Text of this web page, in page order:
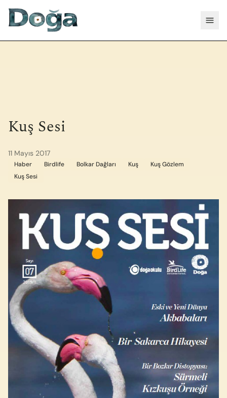
Kuş Sesi
11 Mayıs 2017
Haber Birdlife Bolkar Dağları Kuş
Kuş Gözlem
Kuş Sesi